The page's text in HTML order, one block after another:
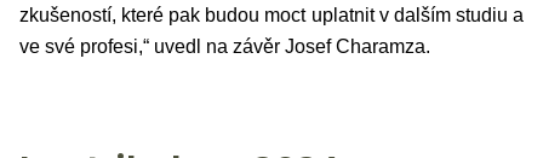
zkušeností, které pak budou moct uplatnit v dalším studiu a
ve své profesi,“ uvedl na závěr Josef Charamza.